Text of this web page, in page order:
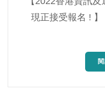
現正接受報名 !